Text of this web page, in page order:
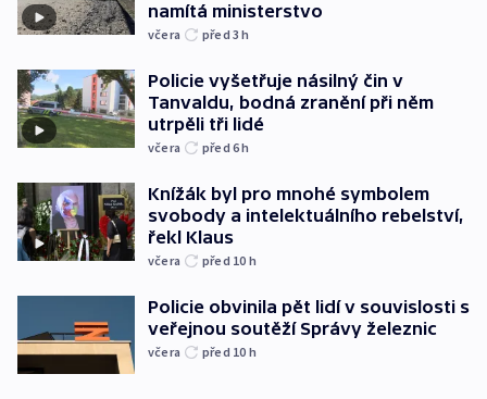
namítá ministerstvo
včera před 3h
Policie vyšetřuje násilný čin v
Tanvaldu, bodná zranění při něm
utrpěli tři lidé
včera před 6h
Knížák byl pro mnohé symbolem
svobody a intelektuálního rebelství,
řekl Klaus
včera před 10 h
Policie obvinila pět lidí v souvislosti s
veřejnou soutěží Správy železnic
včera před 10 h